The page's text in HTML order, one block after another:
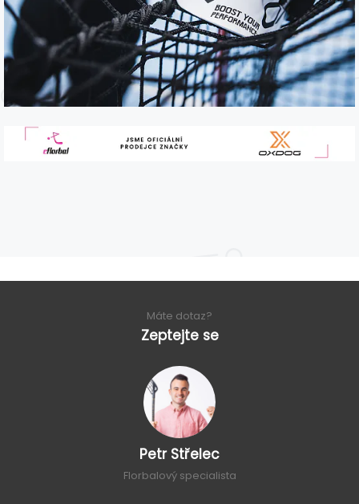
Máte dotaz?
Zeptejte se
Petr Střelec
Florbalový specialista